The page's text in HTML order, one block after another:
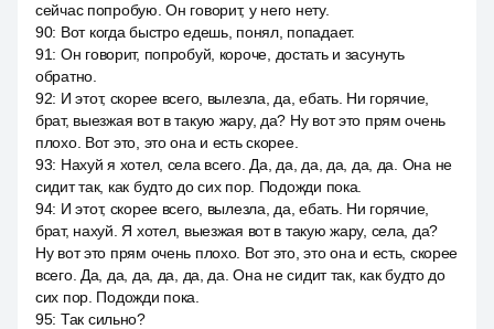
сейчас попробую. Он говорит, у него нету.
90: Вот когда быстро едешь, понял, попадает.
91: Он говорит, попробуй, короче, достать и засунуть
обратно.
92: И этот, скорее всего, вылезла, да, ебать. Ни горячие,
брат, выезжая вот в такую жару, да? Ну вот это прям очень
плохо. Вот это, это она и есть скорее.
93: Нахуй я хотел, села всего. Да, да, да, да, да, да. Она не
сидит так, как будто до сих пор. Подожди пока.
94: И этот, скорее всего, вылезла, да, ебать. Ни горячие,
брат, нахуй. Я хотел, выезжая вот в такую жару, села, да?
Ну вот это прям очень плохо. Вот это, это она и есть, скорее
всего. Да, да, да, да, да, да. Она не сидит так, как будто до
сих пор. Подожди пока.
95: Так сильно?